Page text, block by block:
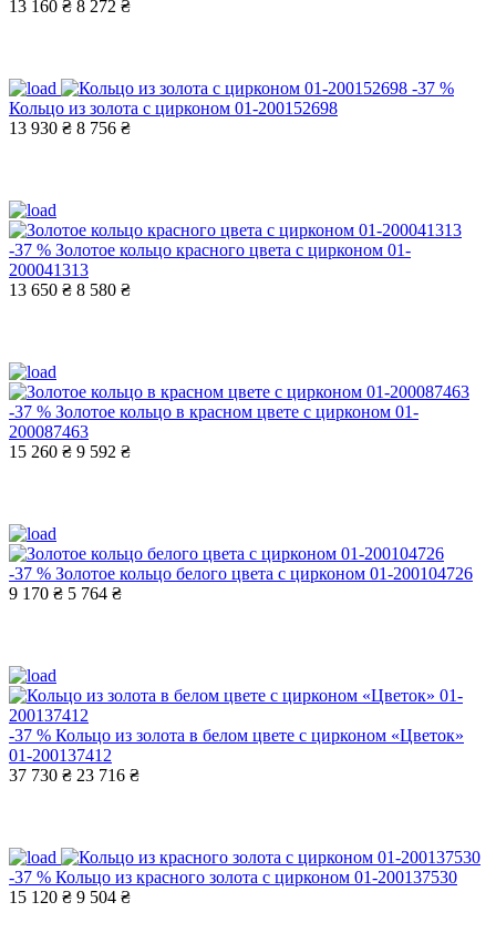
13 160 ₴ 8 272 ₴
-37 %
Кольцо из золота с цирконом 01-200152698
13 930 ₴ 8 756 ₴
-37 % Золотое кольцо красного цвета с цирконом 01-
200041313
13 650 ₴ 8 580 ₴
-37 % Золотое кольцо в красном цвете с цирконом 01-
200087463
15 260 ₴ 9 592 ₴
-37 % Золотое кольцо белого цвета с цирконом 01-200104726
9 170 ₴ 5 764 ₴
-37 % Кольцо из золота в белом цвете с цирконом «Цветок»
01-200137412
37 730 ₴ 23 716 ₴
-37 % Кольцо из красного золота с цирконом 01-200137530
15 120 ₴ 9 504 ₴